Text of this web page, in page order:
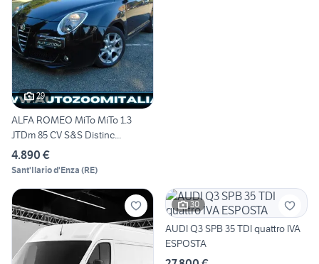
29
ALFA ROMEO MiTo MiTo 1.3
JTDm 85 CV S&S Distinc...
4.890 €
Sant'Ilario d'Enza (RE)
30
AUDI Q3 SPB 35 TDI quattro IVA
ESPOSTA